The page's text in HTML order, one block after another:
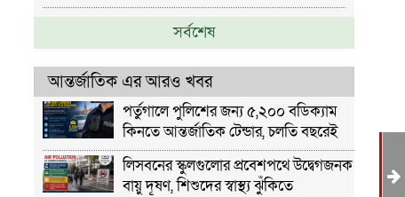
সর্বশেষ
আন্তর্জাতিক এর আরও খবর
পর্তুগালে পুলিশের জন্য ৫,২০০ বডিক্যাম
কিনতে আন্তর্জাতিক টেন্ডার, চলতি বছরেই
ব্যবহারের পরিকল্পনা
লিসবনের স্কুলগুলোর প্রবেশপথে উদ্বেগজনক
বায়ু দূষণ, শিশুদের স্বাস্থ্য ঝুঁকিতে